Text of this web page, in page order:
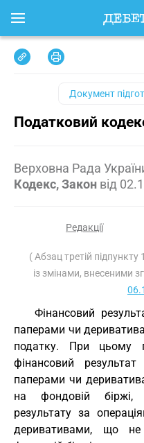
Документ
Податковий
Верховна Рада
Кодекс, Закон від
Редакції
( Абзац третій
із змінами, внесеними
Фінансовий
паперами чи
податку. При цьому
фінансовий
паперами чи
на фондовій біржі,
результату за
деривативами, що